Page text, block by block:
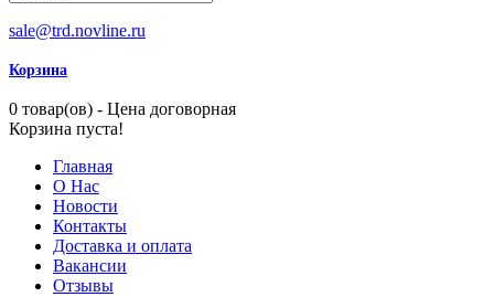
sale@trd.novline.ru
Корзина
0 товар(ов) - Цена договорная
Корзина пуста!
Главная
О Нас
Новости
Контакты
Доставка и оплата
Вакансии
Отзывы